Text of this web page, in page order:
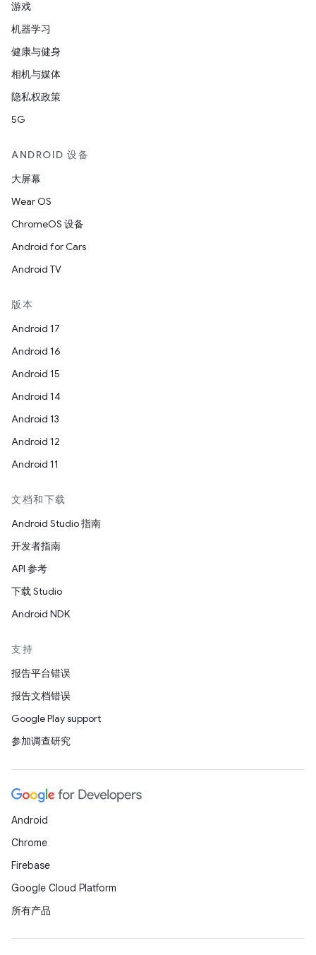
游戏
机器学习
健康与健身
相机与媒体
隐私权政策
5G
ANDROID 设备
大屏幕
Wear OS
ChromeOS 设备
Android for Cars
Android TV
版本
Android 17
Android 16
Android 15
Android 14
Android 13
Android 12
Android 11
文档和下载
Android Studio 指南
开发者指南
API 参考
下载 Studio
Android NDK
支持
报告平台错误
报告文档错误
Google Play support
参加调查研究
Android
Chrome
Firebase
Google Cloud Platform
所有产品